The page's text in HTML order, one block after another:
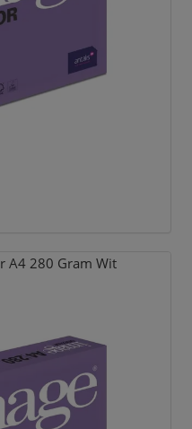
A4 280 Gram Wit